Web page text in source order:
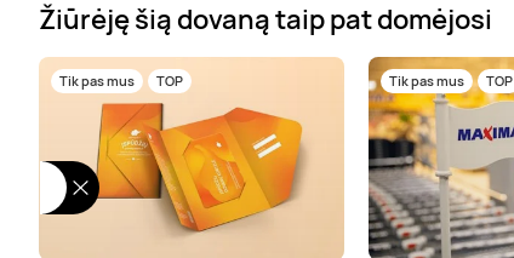
Žiūrėję šią dovaną taip pat domėjosi
Tik pas mus TOP Tik pas mus TOP